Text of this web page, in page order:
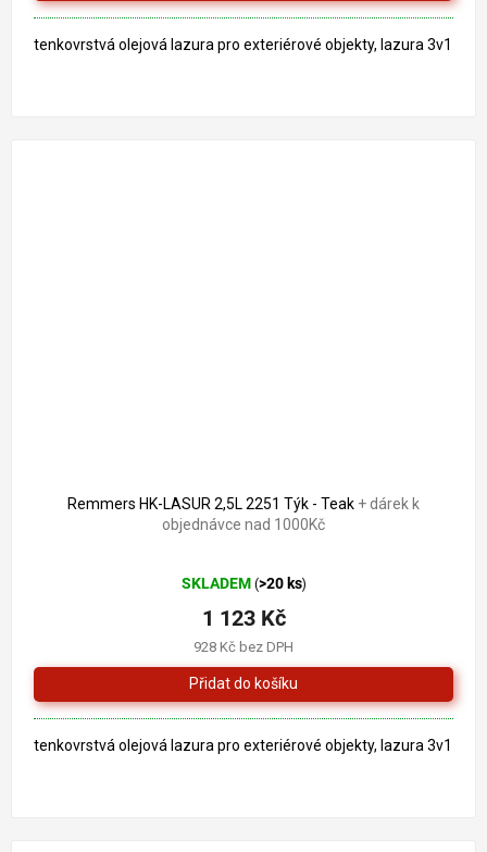
hvězdiček.
tenkovrstvá olejová lazura pro exteriérové objekty, lazura 3v1
Remmers HK-LASUR 2,5L 2251 Týk - Teak + dárek k
objednávce nad 1000Kč
hodnocení
produktu
je
5,0
z
5
hvězdiček.
SKLADEM (>20 ks)
928 Kč bez DPH
1 123 Kč
tenkovrstvá olejová lazura pro exteriérové objekty, lazura 3v1